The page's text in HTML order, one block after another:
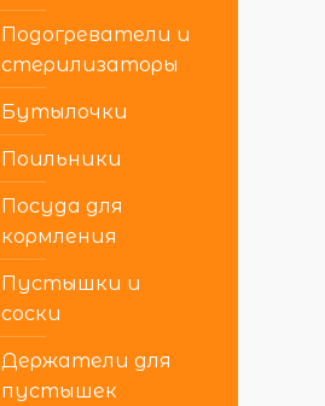
Подогреватели и
стерилизаторы
Бутылочки
Поильники
Посуда для
кормления
Пустышки и
соски
Держатели для
пустышек